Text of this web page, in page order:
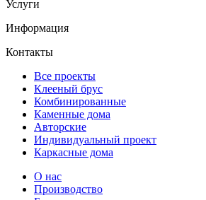
Услуги
Информация
Контакты
Все проекты
Клееный брус
Комбинированные
Каменные дома
Авторские
Индивидуальный проект
Каркасные дома
О нас
Производство